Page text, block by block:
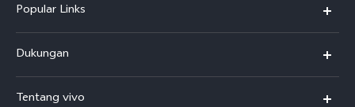
Popular Links
T5
Dukungan
Tentang vivo